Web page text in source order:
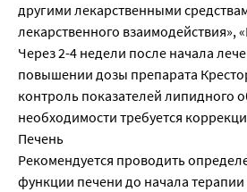
другими лекарственными
лекарственного взаимодействия»,
Через 2-4 недели после начала
повышении дозы препарата
контроль показателей липидного
необходимости требуется
Печень
Рекомендуется проводить
функции печени до начала терапии